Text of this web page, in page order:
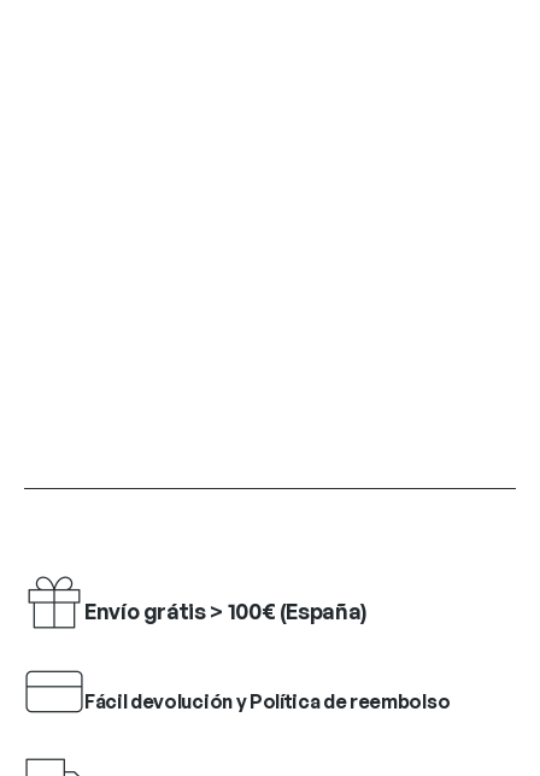
Envío grátis > 100€ (España)
Fácil devolución y Política de reembolso